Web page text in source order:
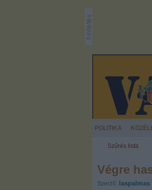
POLITIKA
Szűrés lista
Végre
Szerző: laspalmas